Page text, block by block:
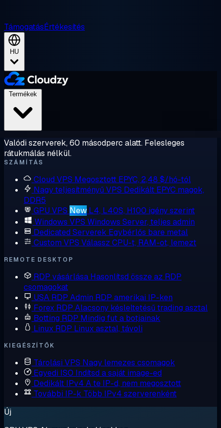
TámogatásÉrtékesítés
HU
Valódi szerverek, 60 másodperc alatt. Felesleges
rátukmálás nélkül.
SZÁMÍTÁS
Cloud VPS Megosztott EPYC, 2,48 $/hó-tól
Nagy teljesítményű VPS Dedikált EPYC magok,
DDR5
GPU VPS New L4, L40S, H100 igény szerint
Windows VPS Windows Server, teljes admin
Dedicated Serverek Egybérlős bare metal
Custom VPS Válassz CPU-t, RAM-ot, lemezt
REMOTE DESKTOP
RDP vásárlása Hasonlítsd össze az RDP
csomagokat
USA RDP Admin RDP amerikai IP-ken
Forex RDP Alacsony késleltetésű trading asztal
Botting RDP Mindig fut a botjainak
Linux RDP Linux asztal, távoli
KIEGÉSZÍTŐK
Tárolási VPS Nagy lemezes csomagok
Egyedi ISO Indítsd a saját image-ed
Dedikált IPv4 A te IP-d, nem megosztott
További IP-k Több IPv4 szerverenként
Új